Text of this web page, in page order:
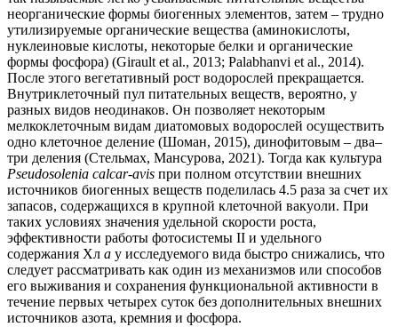
неорганические формы биогенных элементов, затем – трудно
утилизируемые органические вещества (аминокислоты,
нуклеиновые кислоты, некоторые белки и органические
формы фосфора) (Girault et al., 2013; Palabhanvi et al., 2014).
После этого вегетативный рост водорослей прекращается.
Внутриклеточный пул питательных веществ, вероятно, у
разных видов неодинаков. Он позволяет некоторым
мелкоклеточным видам диатомовых водорослей осуществить
одно клеточное деление (Шоман, 2015), динофитовым – два–
три деления (Стельмах, Мансурова, 2021). Тогда как культура
Pseudosolenia calcar-avis при полном отсутствии внешних
источников биогенных веществ поделилась 4.5 раза за счет их
запасов, содержащихся в крупной клеточной вакуоли. При
таких условиях значения удельной скорости роста,
эффективности работы фотосистемы II и удельного
содержания Хл а у исследуемого вида быстро снижались, что
следует рассматривать как один из механизмов или способов
его выживания и сохранения функциональной активности в
течение первых четырех суток без дополнительных внешних
источников азота, кремния и фосфора.